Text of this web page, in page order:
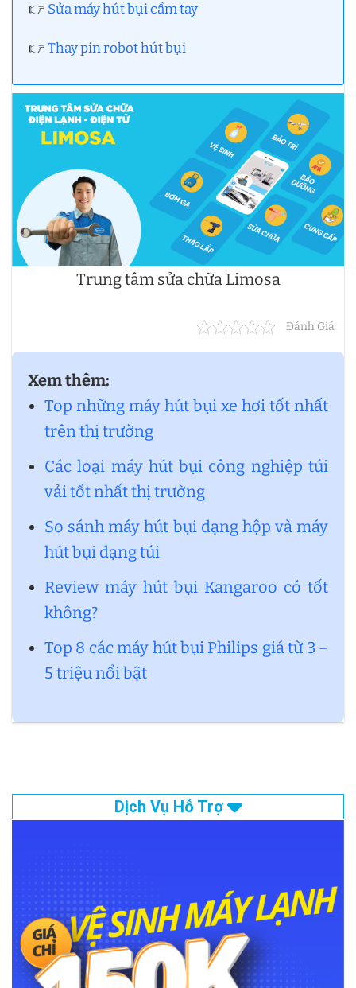
👉 Sửa máy hút bụi cầm tay
👉Thay pin robot hút bụi
Trung tâm sửa chữa Limosa
Đánh Giá
Xem thêm:
Top những máy hút bụi xe hơi tốt nhất
trên thị trường
Các loại máy hút bụi công nghiệp túi
vải tốt nhất thị trường
So sánh máy hút bụi dạng hộp và máy
hút bụi dạng túi
Review máy hút bụi Kangaroo có tốt
không?
Top 8 các máy hút bụi Philips giá từ 3 –
5 triệu nổi bật
Dịch Vụ Hỗ Trợ